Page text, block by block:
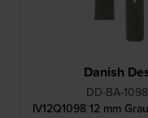
Danish
DD-BA-
IV12Q1098 12 mm